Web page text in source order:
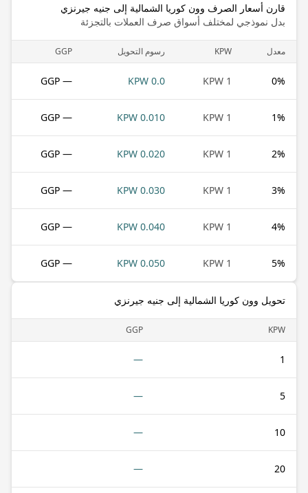
قارن أسعار الصرف وون كوريا الشمالية إلى جنيه جيرنزي
بدل نموذجي لمختلف أسواق صرف العملات بالتجزئة
معدل KPW رسوم التحويل GGP
0%
1 KPW
0.0 KPW
— GGP
1%
1 KPW
0.010 KPW
— GGP
2%
1 KPW
0.020 KPW
— GGP
3%
1 KPW
0.030 KPW
— GGP
4%
1 KPW
0.040 KPW
— GGP
5%
1 KPW
0.050 KPW
— GGP
تحويل وون كوريا الشمالية إلى جنيه جيرنزي
KPW
GGP
1
—
5
—
10
—
20
—